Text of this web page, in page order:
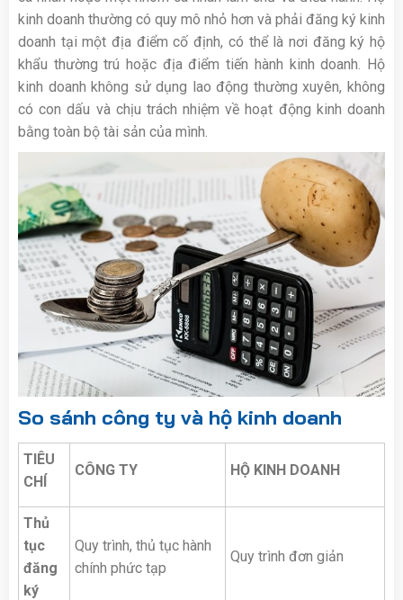
kinh doanh thường có quy mô nhỏ hơn và phải đăng ký kinh
doanh tại một địa điểm cố định, có thể là nơi đăng ký hộ
khẩu thường trú hoặc địa điểm tiến hành kinh doanh. Hộ
kinh doanh không sử dụng lao động thường xuyên, không
có con dấu và chịu trách nhiệm về hoạt động kinh doanh
bằng toàn bộ tài sản của mình.
So sánh công ty và hộ kinh doanh
TIÊU
CHÍ
CÔNG TY HỘ KINH DOANH
Thủ
tục
đăng
ký
Quy trình, thủ tục hành
chính phức tạp
Quy trình đơn giản